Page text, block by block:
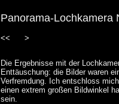
Panorama-Lochkamera
<< >
Die Ergebnisse mit der
Enttäuschung: die Bilder waren
Verfremdung. Ich entschloss
einen extrem großen Bildwinkel
sein.